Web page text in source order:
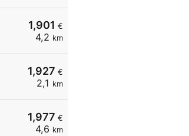
1,901 €
4,2 km
1,927 €
2,1 km
1,977 €
4,6 km